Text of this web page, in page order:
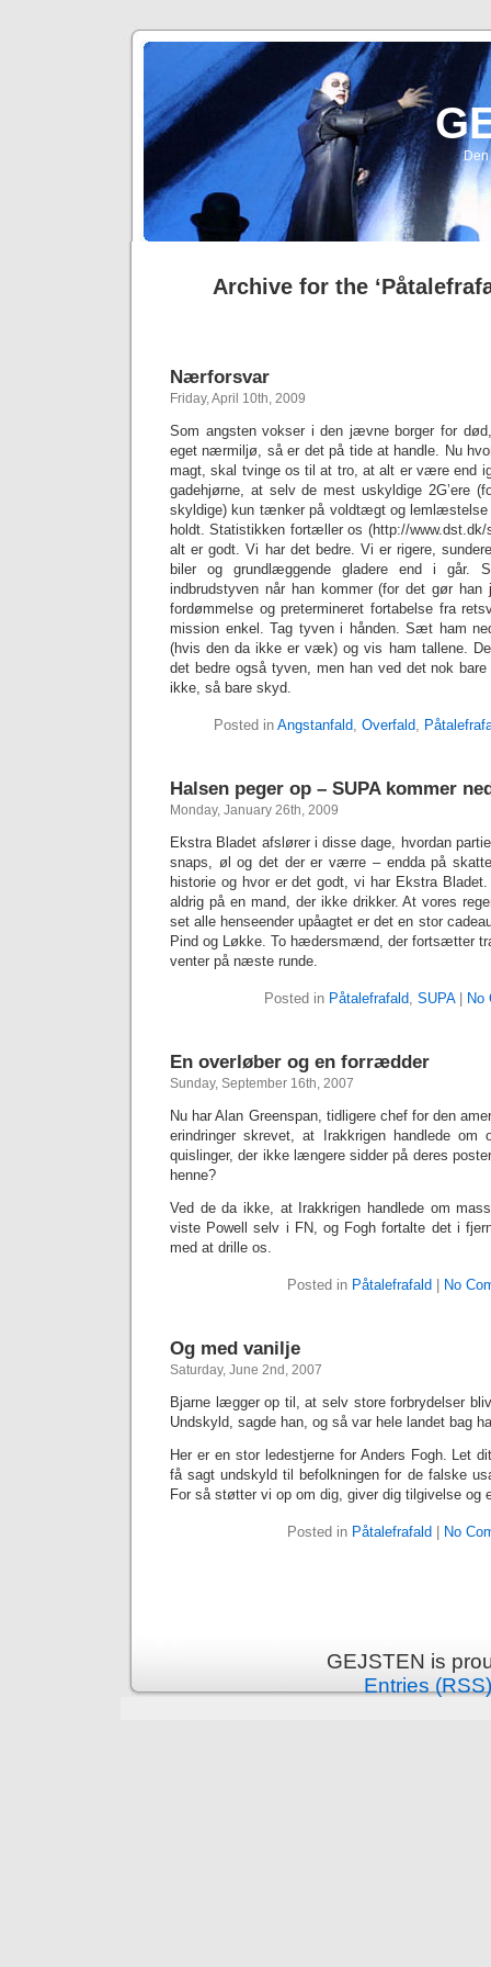
Archive for the
Nærforsvar
Friday, April 10th, 2009
Som angsten vokser i den jævne borger for
eget nærmiljø, så er det på tide at handle. Nu
magt, skal tvinge os til at tro, at alt er være end
gadehjørne, at selv de mest uskyldige 2G’ere
skyldige) kun tænker på voldtægt og
holdt. Statistikken fortæller os (http://
alt er godt. Vi har det bedre. Vi er rigere,
biler og grundlæggende gladere end i
indbrudstyven når han kommer (for det gør
fordømmelse og pretermineret fortabelse fra
mission enkel. Tag tyven i hånden. Sæt ham
(hvis den da ikke er væk) og vis ham tallene.
det bedre også tyven, men han ved det nok
ikke, så bare skyd.
Posted in Angstanfald, Overfald,
Halsen peger op – SUPA kommer
Monday, January 26th, 2009
Ekstra Bladet afslører i disse dage, hvordan
snaps, øl og det der er værre – endda på
historie og hvor er det godt, vi har Ekstra
aldrig på en mand, der ikke drikker. At vores
set alle henseender upåagtet er det en stor
Pind og Løkke. To hædersmænd, der fortsætter
venter på næste runde.
Posted in Påtalefrafald, SUPA| No
En overløber og en forrædder
Sunday, September 16th, 2007
Nu har Alan Greenspan, tidligere chef for den
erindringer skrevet, at Irakkrigen handlede
quislinger, der ikke længere sidder på deres
henne?
Ved de da ikke, at Irakkrigen handlede om
viste Powell selv i FN, og Fogh fortalte det i
med at drille os.
Posted in Påtalefrafald No
Og med vanilje
Saturday, June 2nd, 2007
Bjarne lægger op til, at selv store forbrydelser
Undskyld, sagde han, og så var hele landet bag
Her er en stor ledestjerne for Anders Fogh. Let
få sagt undskyld til befolkningen for de falske
For så støtter vi op om dig, giver dig tilgivelse og
Posted in Påtalefrafald No
GEJSTEN is
Entries (RSS)